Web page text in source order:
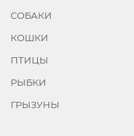
СОБАКИ
КОШКИ
ПТИЦЫ
РЫБКИ
ГРЫЗУНЫ